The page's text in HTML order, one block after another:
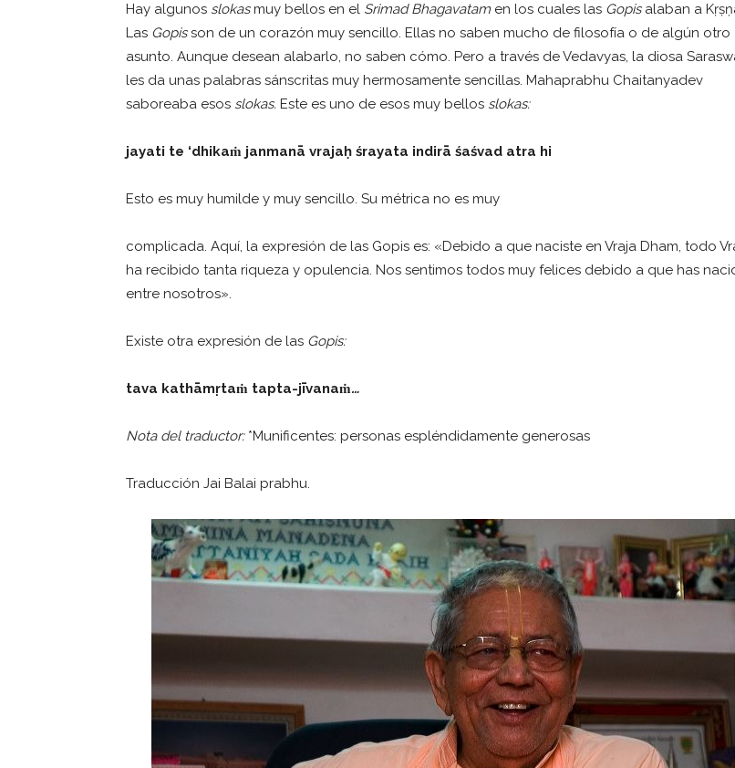
Hay algunos slokasmuy bellos en el Srimad Bhagavatam en los cuales las Gopis alaban a
Las Gopisson de un corazón muy sencillo. Ellas no saben mucho de filosofía o de algún otro
asunto. Aunque desean alabarlo, no saben cómo. Pero a través de Vedavyas, la diosa
les da unas palabras sánscritas muy hermosamente sencillas. Mahaprabhu Chaitanyadev
saboreaba esos slokas. Este es uno de esos muy bellos slokas:
jayati te ‘dhikaṁ janmanā vrajaḥ śrayata indirā śaśvad atra hi
Esto es muy humilde y muy sencillo. Su métrica no es muy
complicada. Aquí, la expresión de las Gopis es: «Debido a que naciste en Vraja Dham, todo
ha recibido tanta riqueza y opulencia. Nos sentimos todos muy felices debido a que has
entre nosotros».
Existe otra expresión de las Gopis:
tava kathāmṛtaṁ tapta-jīvanaṁ…
Nota del traductor: *Munificentes: personas espléndidamente generosas
Traducción Jai Balai prabhu.